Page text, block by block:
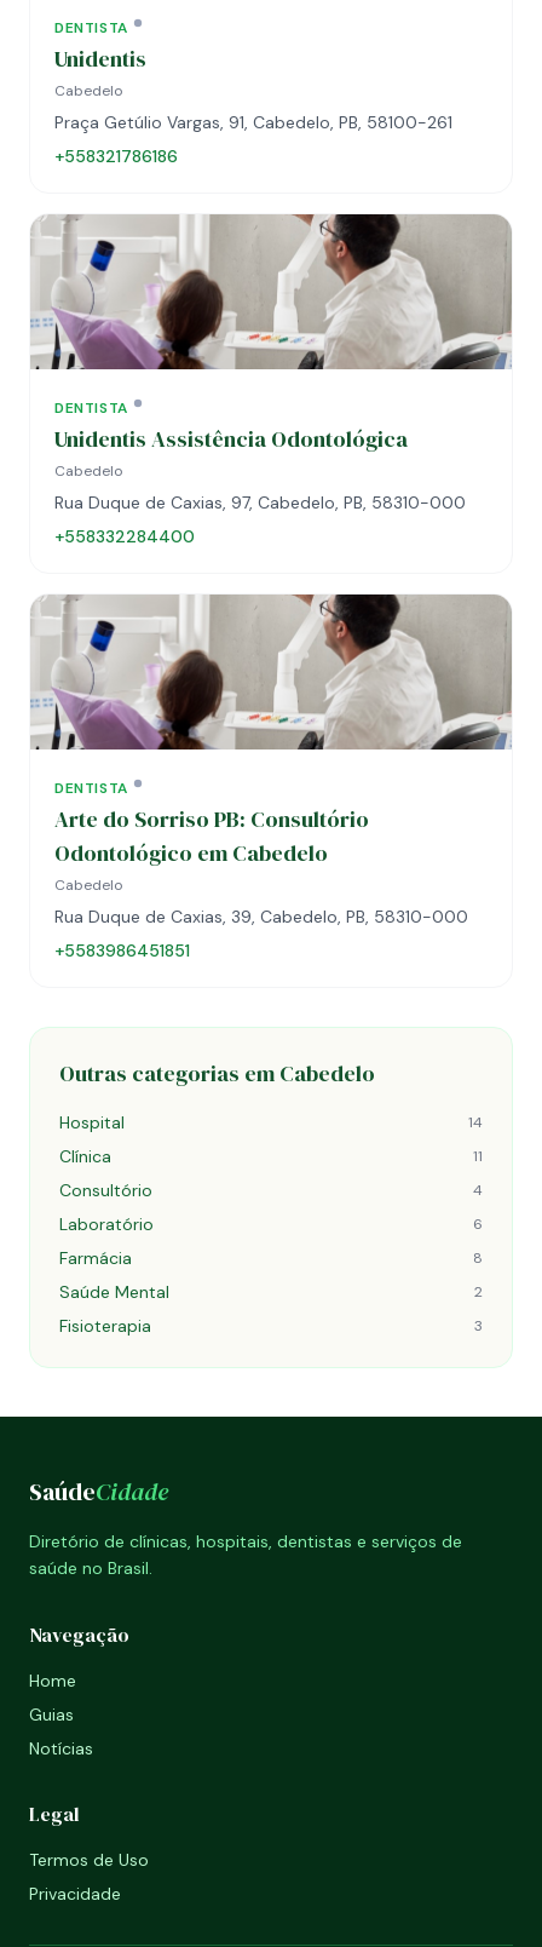
DENTISTA
Unidentis
Cabedelo
Praça Getúlio Vargas, 91, Cabedelo, PB, 58100-261
+558321786186
DENTISTA
Unidentis Assistência Odontológica
Cabedelo
Rua Duque de Caxias, 97, Cabedelo, PB, 58310-000
+558332284400
DENTISTA
Arte do Sorriso PB: Consultório
Odontológico em Cabedelo
Cabedelo
Rua Duque de Caxias, 39, Cabedelo, PB, 58310-000
+5583986451851
Outras categorias em Cabedelo
Hospital 14
Clínica 11
Consultório 4
Laboratório 6
Farmácia 8
Saúde Mental 2
Fisioterapia 3
SaúdeCidade
Diretório de clínicas, hospitais, dentistas e serviços de
saúde no Brasil.
Navegação
Home
Guias
Notícias
Legal
Termos de Uso
Privacidade